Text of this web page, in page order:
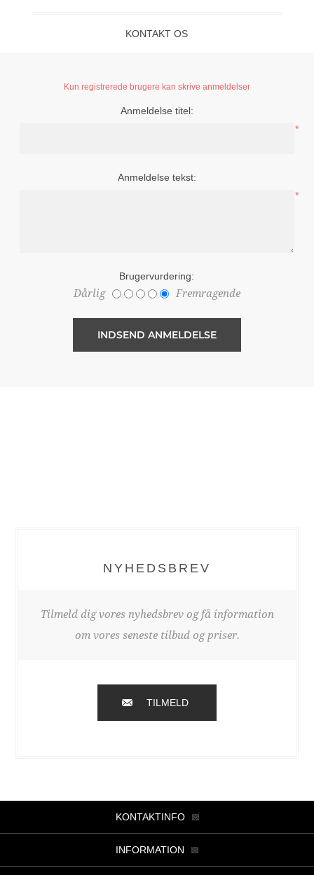
KONTAKT OS
Kun registrerede brugere kan skrive anmeldelser
Anmeldelse titel:
*
Anmeldelse tekst:
*
Brugervurdering:
Dårlig Fremragende
NYHEDSBREV
Tilmeld dig vores nyhedsbrev og få information
om vores seneste tilbud og priser.
TILMELD
KONTAKTINFO
INFORMATION